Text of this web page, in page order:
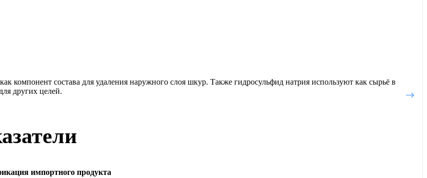
компонент состава для удаления наружного слоя шкур. Также гидросульфид натрия используют как сырьё в
других целей.
импортного продукта